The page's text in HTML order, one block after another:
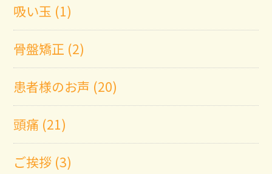
吸い玉 (1)
骨盤矯正 (2)
患者様のお声 (20)
頭痛 (21)
ご挨拶 (3)